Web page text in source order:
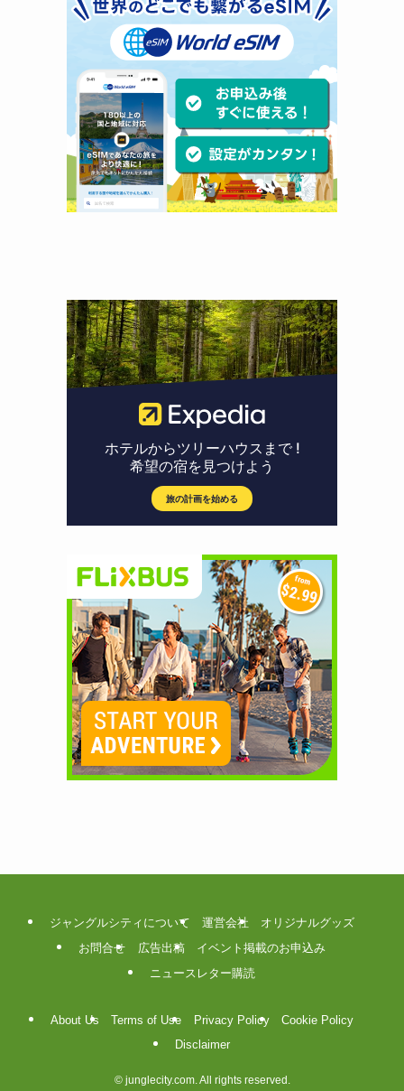
ジャングルシティについて 運営会社
オリジナルグッズ
お問合せ
広告出稿
イベント掲載のお申込み
ニュースレター購読
About Us Terms of Use Privacy Policy
Cookie Policy
Disclaimer
©junglecity.com. All rights reserved.